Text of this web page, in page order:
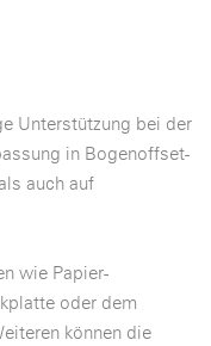
Unterstützung bei der
in Bogenoffset-
auch auf
wie Papier-
oder dem
können die